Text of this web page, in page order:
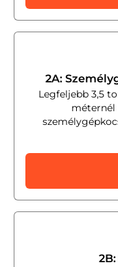
2A:
Legfeljebb 3,5
méternél